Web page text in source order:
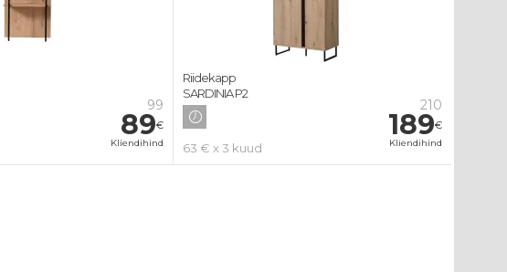
99
89€
Kliendihind
210
189€
Kliendihind
63 € x 3 kuud
Riidekapp
SARDINIA P2